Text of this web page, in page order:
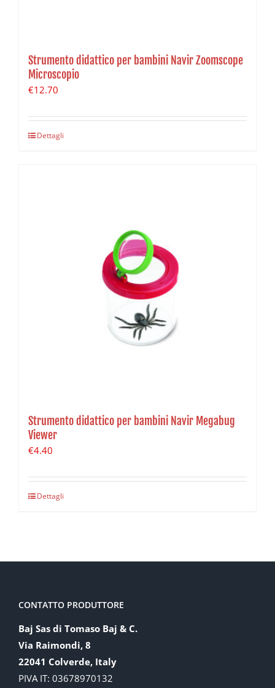
Strumento didattico per bambini Navir Zoomscope
Microscopio
€12.70
Dettagli
Strumento didattico per bambini Navir Megabug
Viewer
€4.40
Dettagli
CONTATTO PRODUTTORE
Baj Sas di Tomaso Baj & C.
Via Raimondi, 8
22041 Colverde, Italy
PIVA IT: 03678970132